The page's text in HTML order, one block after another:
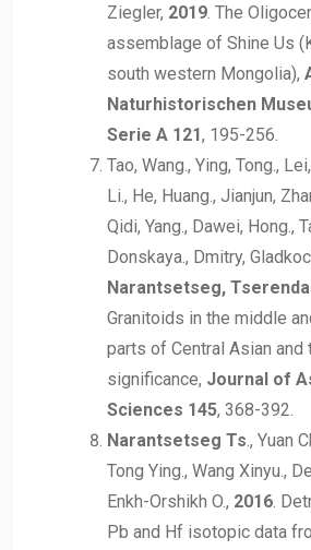
Ziegler, 2019 . The
assemblage of Shine Us
south western Mongolia),
Naturhistorischen
Serie A 121, 195-256.
Tao, Wang., Ying, Tong.,
Li., He, Huang., Jianjun,
Qidi, Yang., Dawei, Hong.,
Donskaya., Dmitry,
Narantsetseg,
Granitoids in the middle
parts of Central Asian and
significance, Journal of
Sciences 145, 368-392.
Narantsetseg Ts ., Yuan
Tong Ying., Wang Xinyu.,
Enkh-Orshikh O., 2016 .
Pb and Hf isotopic data